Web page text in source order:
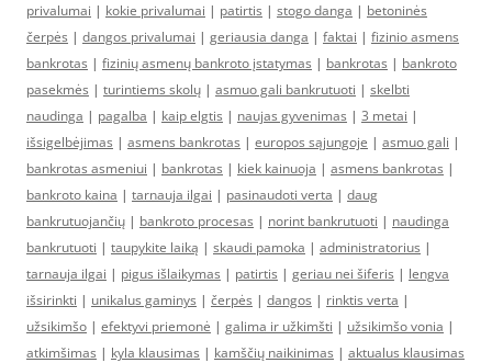
privalumai | kokie privalumai | patirtis | stogo danga | betoninės
čerpės | dangos privalumai | geriausia danga | faktai | fizinio asmens
bankrotas | fizinių asmenų bankroto įstatymas | bankrotas | bankroto
pasekmės | turintiems skolų | asmuo gali bankrutuoti | skelbti
naudinga | pagalba | kaip elgtis | naujas gyvenimas | 3 metai |
išsigelbėjimas | asmens bankrotas | europos sąjungoje | asmuo gali |
bankrotas asmeniui | bankrotas | kiek kainuoja | asmens bankrotas |
bankroto kaina | tarnauja ilgai | pasinaudoti verta | daug
bankrutuojančių | bankroto procesas | norint bankrutuoti | naudinga
bankrutuoti | taupykite laiką | skaudi pamoka | administratorius |
tarnauja ilgai | pigus išlaikymas | patirtis | geriau nei šiferis | lengva
išsirinkti | unikalus gaminys | čerpės | dangos | rinktis verta |
užsikimšo | efektyvi priemonė | galima ir užkimšti | užsikimšo vonia |
atkimšimas | kyla klausimas | kamščių naikinimas | aktualus klausimas